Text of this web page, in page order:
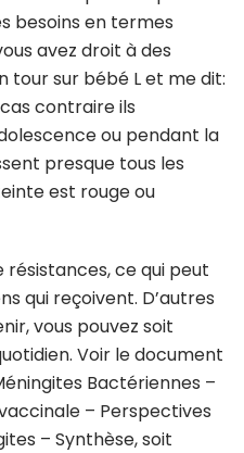
besoins en termes
avez droit à des
tour sur bébé L et me dit:
contraire ils
ou pendant la
presque tous les
est rouge ou
résistances, ce qui peut
qui reçoivent. D’autres
vous pouvez soit
Voir le document
Bactériennes –
– Perspectives
– Synthèse, soit